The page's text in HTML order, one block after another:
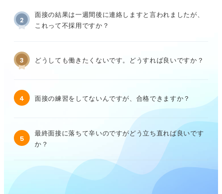
2
面接の結果は一週間後に連絡しますと言われましたが、
これって不採用ですか？
3 どうしても働きたくないです。どうすれば良いですか？
4 面接の練習をしてないんですが、合格できますか？
5
最終面接に落ちて辛いのですがどう立ち直れば良いです
か？